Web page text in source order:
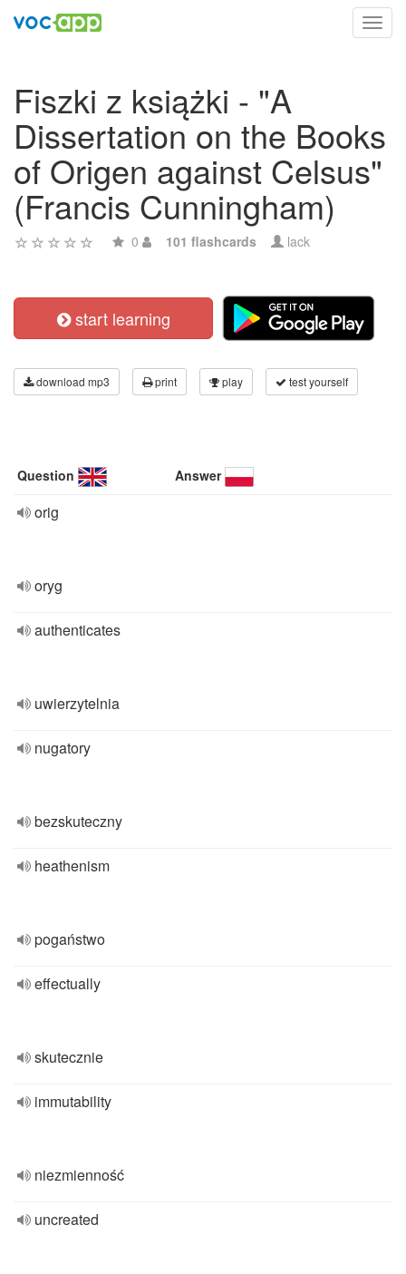
Fiszki z książki - "A
Dissertation on the Books
of Origen against Celsus"
(Francis Cunningham)
0 101 flashcards lack
start learning
download mp3 print play test yourself
Question Answer
orig
oryg
authenticates
uwierzytelnia
nugatory
bezskuteczny
heathenism
pogaństwo
effectually
skutecznie
immutability
niezmienność
uncreated